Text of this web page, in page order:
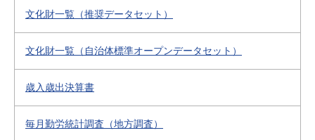
文化財一覧（推奨データセット）
文化財一覧（自治体標準オープンデータセット）
歳入歳出決算書
毎月勤労統計調査（地方調査）